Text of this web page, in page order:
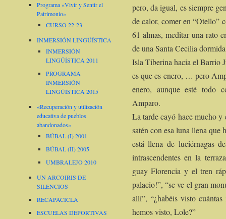
pero, da igual, es siempre
de calor, comer en “Otello”
61 almas, meditar una rato
de una Santa Cecilia
Isla Tiberina hacia el Barrio
es que es enero, … pero
enero, aunque esté todo
Amparo.
La tarde cayó hace mucho
satén con esa luna llena
está llena de luciérnagas
intrascendentes en la
guay Florencia y el tren
palacio!”, “se ve el gran
allí”, “¿habéis visto
hemos visto, Lole?”
Programa «Vivir y Sentir el
Patrimonio»
CURSO 22-23
INMERSIÓN LINGÜÍSTICA
INMERSIÓN
LINGÜÍSTICA 2011
PROGRAMA
INMERSIÓN
LINGÜÍSTICA 2015
«Recuperación y utilización
educativa de pueblos
abandonados»
BÚBAL (I) 2001
BÚBAL (II) 2005
UMBRALEJO 2010
UN ARCOIRIS DE
SILENCIOS
RECAPACICLA
ESCUELAS DEPORTIVAS